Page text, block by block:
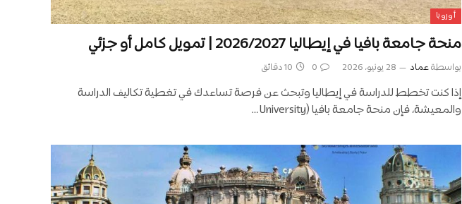
أوروبا
منحة جامعة بافيا في إيطاليا 2026/2027 | تمويل كامل أو جزئي
بواسطةعماد 28 يونيو، 2026 0 10 دقائق
إذا كنت تخطط للدراسة في إيطاليا وتبحث عن فرصة تساعدك في تغطية تكاليف الدراسة
والمعيشة، فإن منحة جامعة بافيا (University…